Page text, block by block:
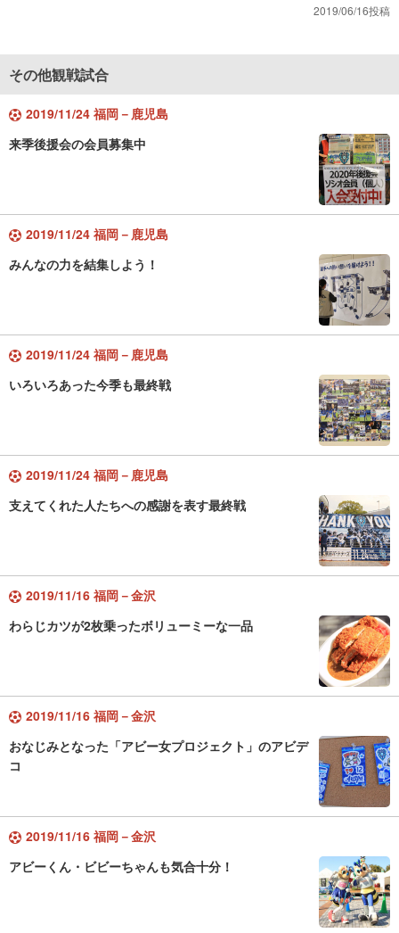
2019/06/16投稿
その他観戦試合
2019/11/24 福岡－鹿児島
来季後援会の会員募集中
2019/11/24 福岡－鹿児島
みんなの力を結集しよう！
2019/11/24 福岡－鹿児島
いろいろあった今季も最終戦
2019/11/24 福岡－鹿児島
支えてくれた人たちへの感謝を表す最終戦
2019/11/16 福岡－金沢
わらじカツが2枚乗ったボリューミーな一品
2019/11/16 福岡－金沢
おなじみとなった「アビー女プロジェクト」のアビデ
コ
2019/11/16 福岡－金沢
アビーくん・ビビーちゃんも気合十分！